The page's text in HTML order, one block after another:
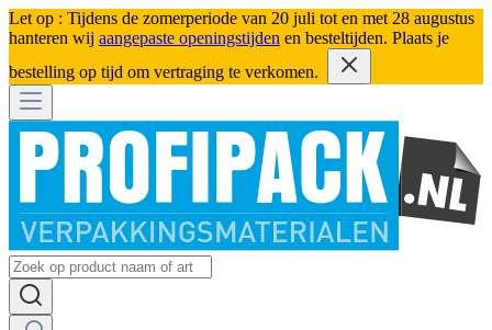
Let op : Tijdens de zomerperiode van 20 juli tot en met 28 augustus
hanteren wij aangepaste openingstijden en besteltijden. Plaats je
bestelling op tijd om vertraging te verkomen.